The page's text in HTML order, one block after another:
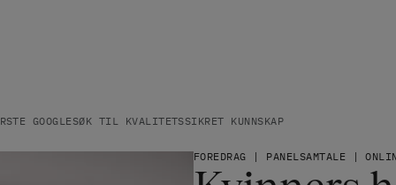
GOOGLESØK TIL KVALITETSSIKRET KUNNSKAP
FOREDRAG | PANELSAMTALE |